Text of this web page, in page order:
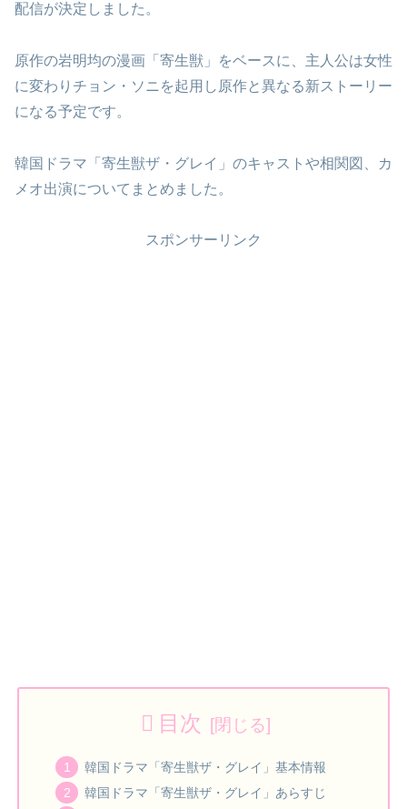
配信が決定しました。
原作の岩明均の漫画「寄生獣」をベースに、主人公は女性
に変わりチョン・ソニを起用し原作と異なる新ストーリー
になる予定です。
韓国ドラマ「寄生獣ザ・グレイ」のキャストや相関図、カ
メオ出演についてまとめました。
スポンサーリンク
目次
韓国ドラマ「寄生獣ザ・グレイ」基本情報
韓国ドラマ「寄生獣ザ・グレイ」あらすじ